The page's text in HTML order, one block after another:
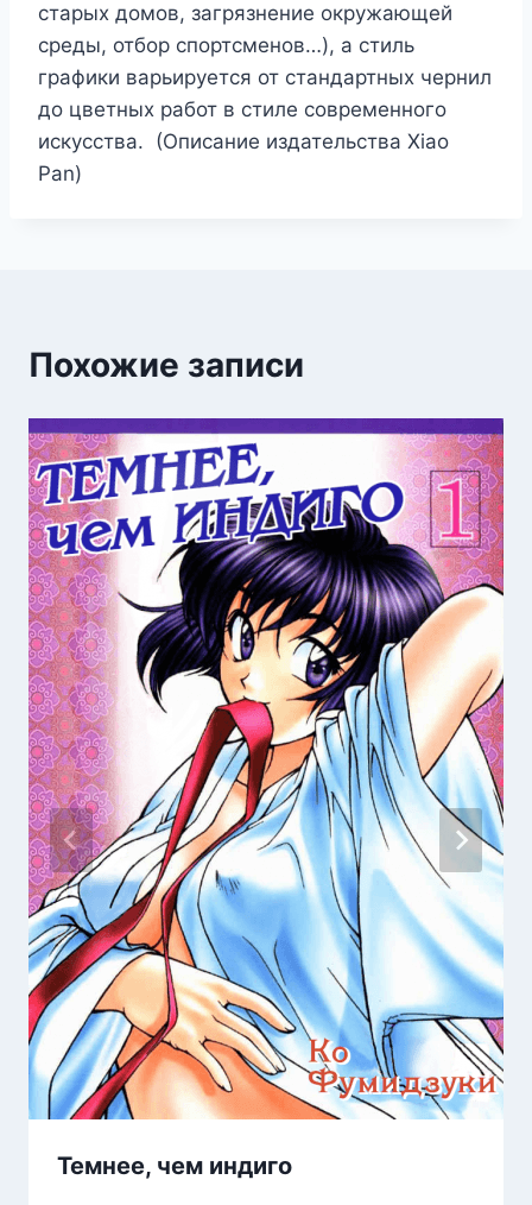
старых домов, загрязнение окружающей
среды, отбор спортсменов…), а стиль
графики варьируется от стандартных чернил
до цветных работ в стиле современного
искусства. (Описание издательства Xiao
Pan)
Похожие записи
Темнее, чем индиго